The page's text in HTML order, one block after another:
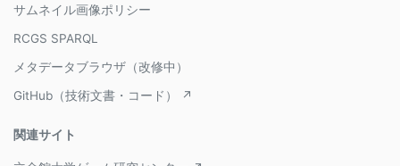
サムネイル画像ポリシー
RCGS SPARQL
メタデータブラウザ（改修中）
GitHub（技術文書・コード） ↗
関連サイト